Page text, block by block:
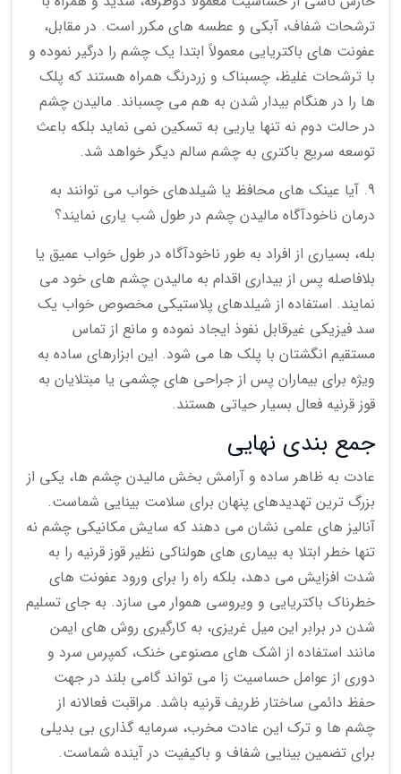
ترشحات شفاف، آبکی و عطسه های مکرر است. در مقابل،
عفونت های باکتریایی معمولاً ابتدا یک چشم را درگیر نموده و
با ترشحات غلیظ، چسبناک و زردرنگ همراه هستند که پلک
ها را در هنگام بیدار شدن به هم می چسباند. مالیدن چشم
در حالت دوم نه تنها یاریی به تسکین نمی نماید بلکه باعث
توسعه سریع باکتری به چشم سالم دیگر خواهد شد.
9. آیا عینک های محافظ یا شیلدهای خواب می توانند به
درمان ناخودآگاه مالیدن چشم در طول شب یاری نمایند؟
بله، بسیاری از افراد به طور ناخودآگاه در طول خواب عمیق یا
بلافاصله پس از بیداری اقدام به مالیدن چشم های خود می
نمایند. استفاده از شیلدهای پلاستیکی مخصوص خواب یک
سد فیزیکی غیرقابل نفوذ ایجاد نموده و مانع از تماس
مستقیم انگشتان با پلک ها می شود. این ابزارهای ساده به
ویژه برای بیماران پس از جراحی های چشمی یا مبتلایان به
قوز قرنیه فعال بسیار حیاتی هستند.
جمع بندی نهایی
عادت به ظاهر ساده و آرامش بخش مالیدن چشم ها، یکی از
بزرگ ترین تهدیدهای پنهان برای سلامت بینایی شماست.
آنالیز های علمی نشان می دهند که سایش مکانیکی چشم نه
تنها خطر ابتلا به بیماری های هولناکی نظیر قوز قرنیه را به
شدت افزایش می دهد، بلکه راه را برای ورود عفونت های
خطرناک باکتریایی و ویروسی هموار می سازد. به جای تسلیم
شدن در برابر این میل غریزی، به کارگیری روش های ایمن
مانند استفاده از اشک های مصنوعی خنک، کمپرس سرد و
دوری از عوامل حساسیت زا می تواند گامی بلند در جهت
حفظ دائمی ساختار ظریف قرنیه باشد. مراقبت فعالانه از
چشم ها و ترک این عادت مخرب، سرمایه گذاری بی بدیلی
برای تضمین بینایی شفاف و باکیفیت در آینده شماست.